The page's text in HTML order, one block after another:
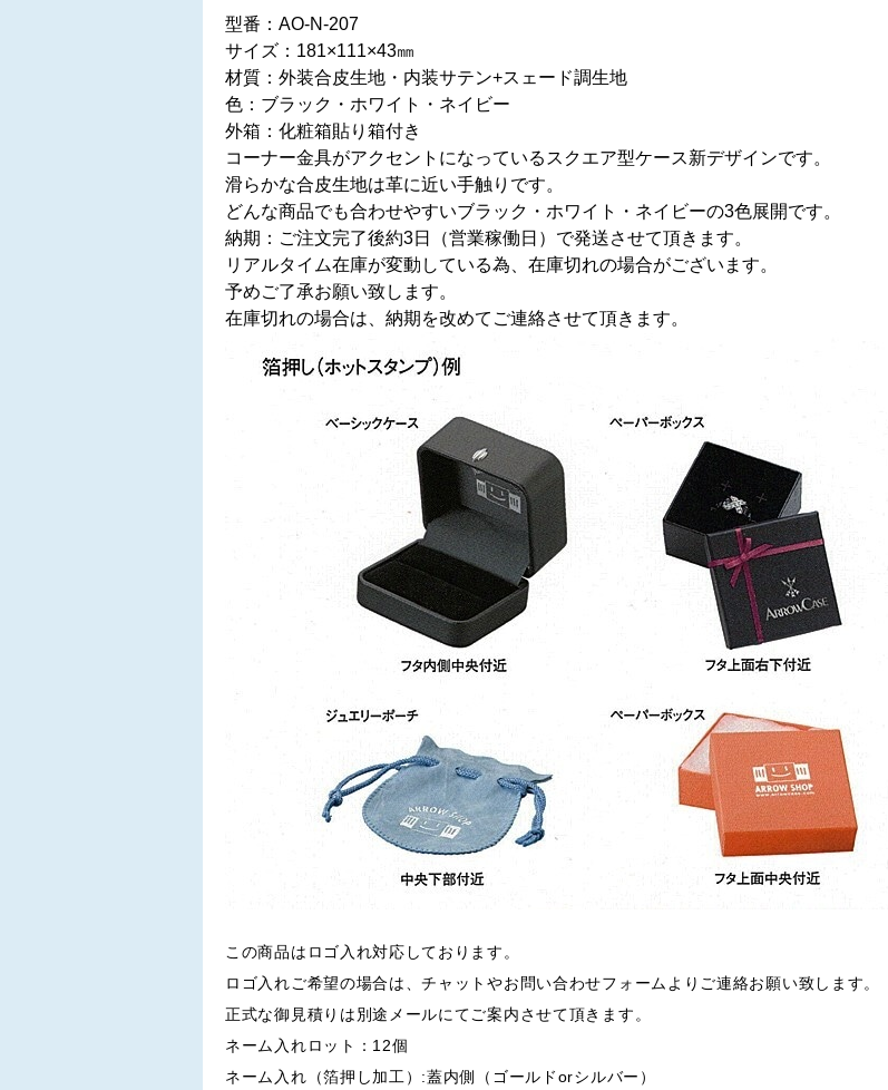
型番：AO-N-207
サイズ：‎181×111×43㎜
材質：外装合皮生地・内装サテン+スェード調生地
色：ブラック・ホワイト・ネイビー
外箱：化粧箱貼り箱付き
コーナー金具がアクセントになっているスクエア型ケース新デザインです。
滑らかな合皮生地は革に近い手触りです。
どんな商品でも合わせやすいブラック・ホワイト・ネイビーの3色展開です。
納期：ご注文完了後約3日（営業稼働日）で発送させて頂きます。
リアルタイム在庫が変動している為、在庫切れの場合がございます。
予めご了承お願い致します。
在庫切れの場合は、納期を改めてご連絡させて頂きます。
この商品はロゴ入れ対応しております。
ロゴ入れご希望の場合は、チャットやお問い合わせフォームよりご連絡お願い致します。
正式な御見積りは別途メールにてご案内させて頂きます。
ネーム入れロット：12個
ネーム入れ（箔押し加工）:蓋内側（ゴールドorシルバー）